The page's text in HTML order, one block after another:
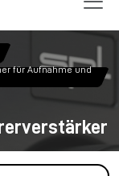
für Aufnahme und